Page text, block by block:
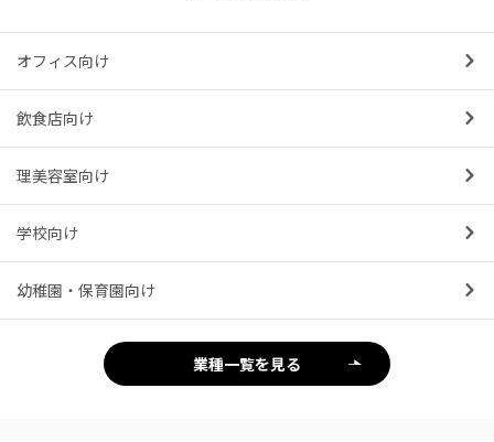
オフィス向け
飲食店向け
理美容室向け
学校向け
幼稚園・保育園向け
業種一覧を見る